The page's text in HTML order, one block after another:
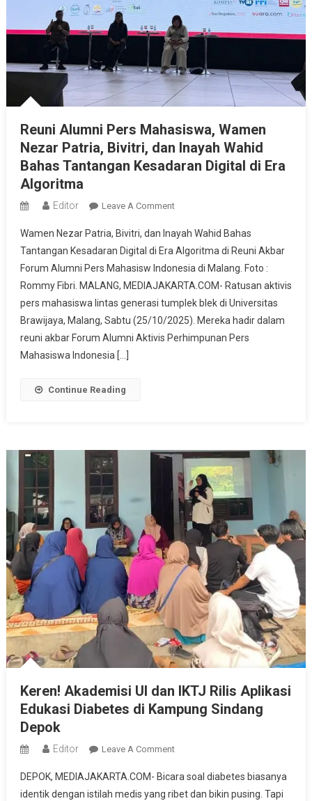
Reuni Alumni Pers Mahasiswa, Wamen
Nezar Patria, Bivitri, dan Inayah Wahid
Bahas Tantangan Kesadaran Digital di Era
Algoritma
Editor Leave A CommentOn
Alumni
Pers
Mahasiswa,
Wamen
Nezar
Patria,
Bivitri,
Era
Algoritma
Wamen Nezar Patria, Bivitri, dan Inayah Wahid Bahas
Tantangan Kesadaran Digital di Era Algoritma di Reuni Akbar
Forum Alumni Pers Mahasisw Indonesia di Malang. Foto :
Rommy Fibri. MALANG, MEDIAJAKARTA.COM- Ratusan aktivis
pers mahasiswa lintas generasi tumplek blek di Universitas
Brawijaya, Malang, Sabtu (25/10/2025). Mereka hadir dalam
reuni akbar Forum Alumni Aktivis Perhimpunan Pers
Mahasiswa Indonesia […]
Continue Reading
Keren! Akademisi UI dan IKTJ Rilis Aplikasi
Edukasi Diabetes di Kampung Sindang
Depok
Editor Leave A CommentOn
Akademisi
UI
DEPOK, MEDIAJAKARTA.COM- Bicara soal diabetes biasanya
identik dengan istilah medis yang ribet dan bikin pusing. Tapi